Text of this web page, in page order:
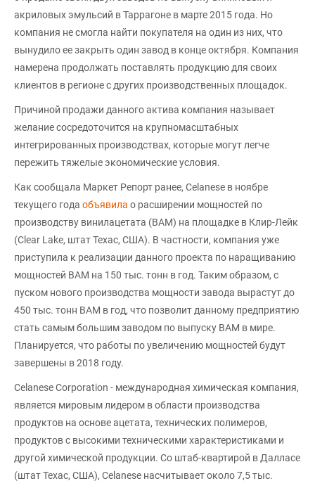
акриловых эмульсий в Таррагоне в марте 2015 года. Но
компания не смогла найти покупателя на один из них, что
вынудило ее закрыть один завод в конце октября. Компания
намерена продолжать поставлять продукцию для своих
клиентов в регионе с других производственных площадок.
Причиной продажи данного актива компания называет
желание сосредоточится на крупномасштабных
интегрированных производствах, которые могут легче
пережить тяжелые экономические условия.
Как сообщала Маркет Репорт ранее, Celanese в ноябре
текущего года объявила о расширении мощностей по
производству винилацетата (ВАМ) на площадке в Клир-Лейк
(Clear Lake, штат Техас, США). В частности, компания уже
приступила к реализации данного проекта по наращиванию
мощностей ВАМ на 150 тыс. тонн в год. Таким образом, с
пуском нового производства мощности завода вырастут до
450 тыс. тонн ВАМ в год, что позволит данному предприятию
стать самым большим заводом по выпуску ВАМ в мире.
Планируется, что работы по увеличению мощностей будут
завершены в 2018 году.
Celanese Corporation - международная химическая компания,
является мировым лидером в области производства
продуктов на основе ацетата, технических полимеров,
продуктов с высокими техническими характеристиками и
другой химической продукции. Со штаб-квартирой в Далласе
(штат Техас, США), Celanese насчитывает около 7,5 тыс.